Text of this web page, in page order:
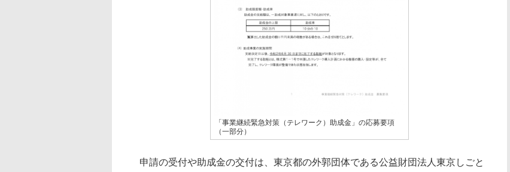
「事業継続緊急対策（テレワーク）助成金」の応募要項
（一部分）
申請の受付や助成金の交付は、東京都の外郭団体である公益財団法人東京しごと